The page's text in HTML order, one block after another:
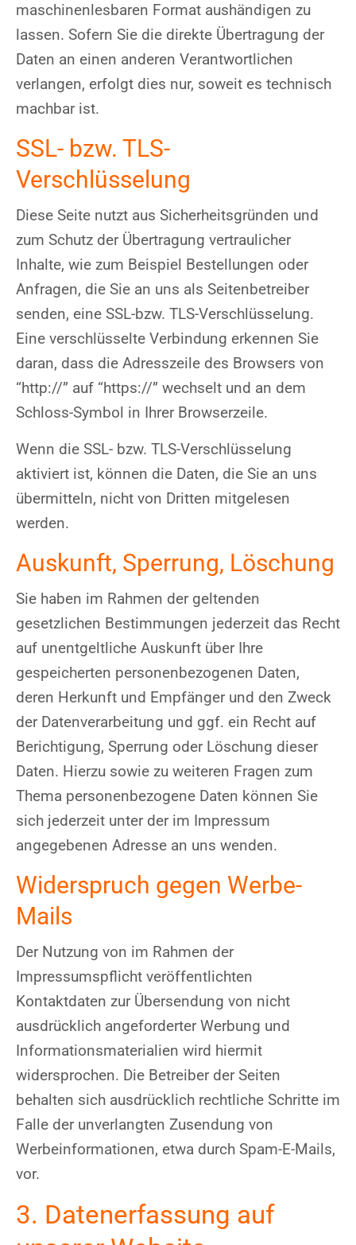
maschinenlesbaren Format aushändigen zu
lassen. Sofern Sie die direkte Übertragung der
Daten an einen anderen Verantwortlichen
verlangen, erfolgt dies nur, soweit es technisch
machbar ist.
SSL- bzw. TLS-
Verschlüsselung
Diese Seite nutzt aus Sicherheitsgründen und
zum Schutz der Übertragung vertraulicher
Inhalte, wie zum Beispiel Bestellungen oder
Anfragen, die Sie an uns als Seitenbetreiber
senden, eine SSL-bzw. TLS-Verschlüsselung.
Eine verschlüsselte Verbindung erkennen Sie
daran, dass die Adresszeile des Browsers von
“http://” auf “https://” wechselt und an dem
Schloss-Symbol in Ihrer Browserzeile.
Wenn die SSL- bzw. TLS-Verschlüsselung
aktiviert ist, können die Daten, die Sie an uns
übermitteln, nicht von Dritten mitgelesen
werden.
Auskunft, Sperrung, Löschung
Sie haben im Rahmen der geltenden
gesetzlichen Bestimmungen jederzeit das Recht
auf unentgeltliche Auskunft über Ihre
gespeicherten personenbezogenen Daten,
deren Herkunft und Empfänger und den Zweck
der Datenverarbeitung und ggf. ein Recht auf
Berichtigung, Sperrung oder Löschung dieser
Daten. Hierzu sowie zu weiteren Fragen zum
Thema personenbezogene Daten können Sie
sich jederzeit unter der im Impressum
angegebenen Adresse an uns wenden.
Widerspruch gegen Werbe-
Mails
Der Nutzung von im Rahmen der
Impressumspflicht veröffentlichten
Kontaktdaten zur Übersendung von nicht
ausdrücklich angeforderter Werbung und
Informationsmaterialien wird hiermit
widersprochen. Die Betreiber der Seiten
behalten sich ausdrücklich rechtliche Schritte im
Falle der unverlangten Zusendung von
Werbeinformationen, etwa durch Spam-E-Mails,
vor.
3. Datenerfassung auf